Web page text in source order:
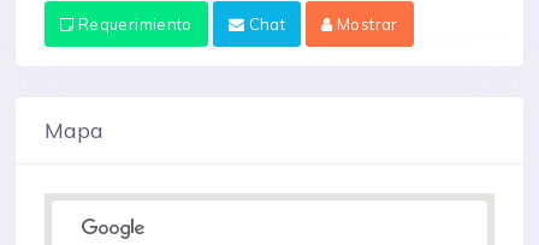
Requerimiento Chat Mostrar
Mapa